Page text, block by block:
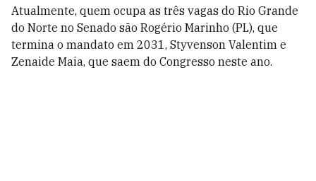
Atualmente, quem ocupa as três vagas do Rio Grande
do Norte no Senado são Rogério Marinho (PL), que
termina o mandato em 2031, Styvenson Valentim e
Zenaide Maia, que saem do Congresso neste ano.